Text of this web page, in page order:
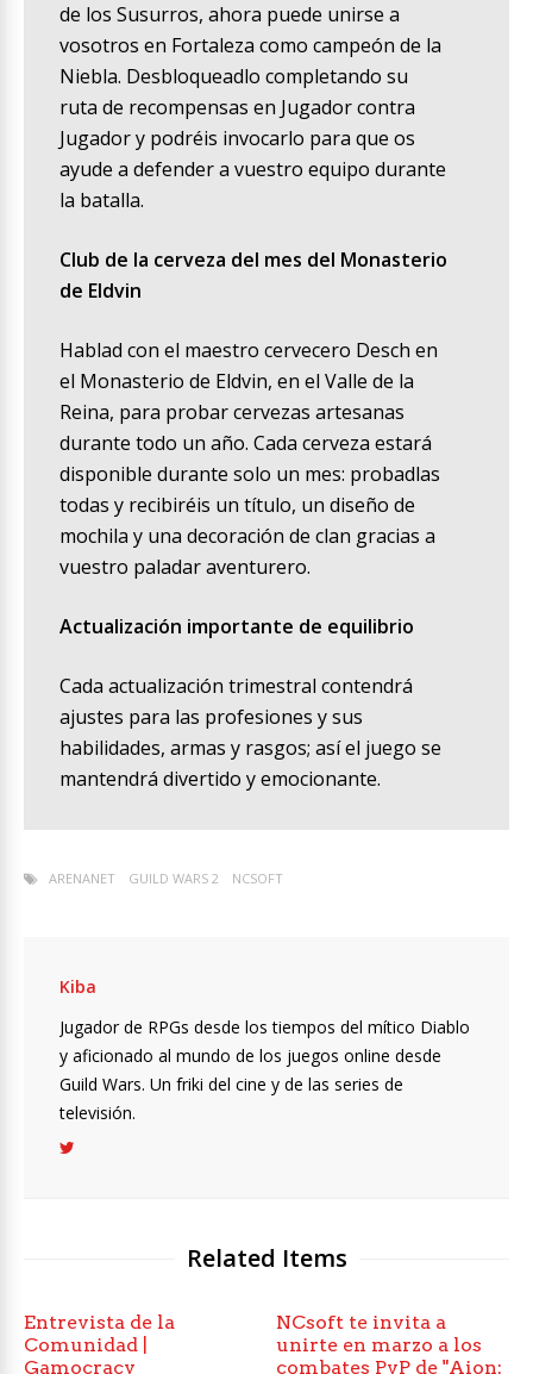
de los Susurros, ahora puede unirse a
vosotros en Fortaleza como campeón de la
Niebla. Desbloqueadlo completando su
ruta de recompensas en Jugador contra
Jugador y podréis invocarlo para que os
ayude a defender a vuestro equipo durante
la batalla.
Club de la cerveza del mes del Monasterio
de Eldvin
Hablad con el maestro cervecero Desch en
el Monasterio de Eldvin, en el Valle de la
Reina, para probar cervezas artesanas
durante todo un año. Cada cerveza estará
disponible durante solo un mes: probadlas
todas y recibiréis un título, un diseño de
mochila y una decoración de clan gracias a
vuestro paladar aventurero.
Actualización importante de equilibrio
Cada actualización trimestral contendrá
ajustes para las profesiones y sus
habilidades, armas y rasgos; así el juego se
mantendrá divertido y emocionante.
ARENANET GUILD WARS 2 NCSOFT
Kiba
Jugador de RPGs desde los tiempos del mítico Diablo
y aficionado al mundo de los juegos online desde
Guild Wars. Un friki del cine y de las series de
televisión.
Related Items
Entrevista de la
Comunidad |
Gamocracy
NCsoft te invita a
unirte en marzo a los
combates PvP de "Aion: